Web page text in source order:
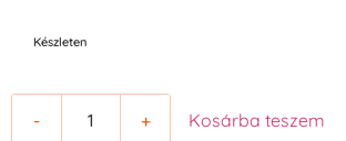
Készleten
- + Kosárba teszem